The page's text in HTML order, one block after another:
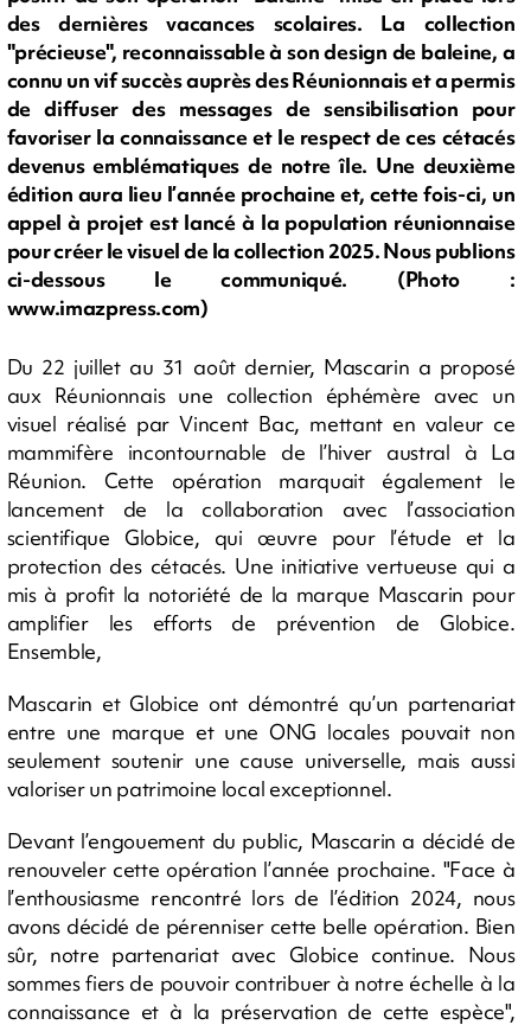
des dernières vacances scolaires. La collection
"précieuse", reconnaissable à son design de baleine, a
connu un vif succès auprès des Réunionnais et a permis
de diffuser des messages de sensibilisation pour
favoriser la connaissance et le respect de ces cétacés
devenus emblématiques de notre île. Une deuxième
édition aura lieu l’année prochaine et, cette fois-ci, un
appel à projet est lancé à la population réunionnaise
pour créer le visuel de la collection 2025. Nous publions
ci-dessous le communiqué. (Photo :
www.imazpress.com)
Du 22 juillet au 31 août dernier, Mascarin a proposé
aux Réunionnais une collection éphémère avec un
visuel réalisé par Vincent Bac, mettant en valeur ce
mammifère incontournable de l’hiver austral à La
Réunion. Cette opération marquait également le
lancement de la collaboration avec l’association
scientifique Globice, qui œuvre pour l’étude et la
protection des cétacés. Une initiative vertueuse qui a
mis à profit la notoriété de la marque Mascarin pour
amplifier les efforts de prévention de Globice.
Ensemble,
Mascarin et Globice ont démontré qu’un partenariat
entre une marque et une ONG locales pouvait non
seulement soutenir une cause universelle, mais aussi
valoriser un patrimoine local exceptionnel.
Devant l’engouement du public, Mascarin a décidé de
renouveler cette opération l’année prochaine. "Face à
l’enthousiasme rencontré lors de l’édition 2024, nous
avons décidé de pérenniser cette belle opération. Bien
sûr, notre partenariat avec Globice continue. Nous
sommes fiers de pouvoir contribuer à notre échelle à la
connaissance et à la préservation de cette espèce",